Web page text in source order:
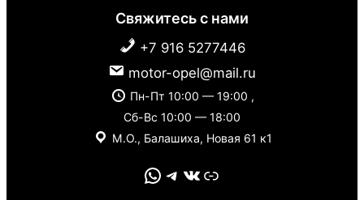
Свяжитесь с нами
+7 916 5277446
motor-opel@mail.ru
Пн-Пт 10:00 — 19:00 ,
Сб-Вс 10:00 — 18:00
М.О., Балашиха, Новая 61 к1
WhatsApp Telegram VK Link